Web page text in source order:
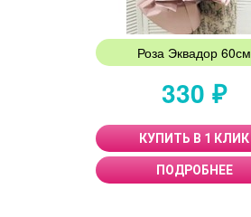
Роза Эквадор 60см
330 ₽
КУПИТЬ В 1 КЛИК
ПОДРОБНЕЕ